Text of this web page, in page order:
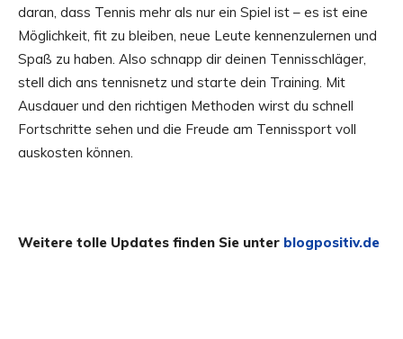
daran, dass Tennis mehr als nur ein Spiel ist – es ist eine
Möglichkeit, fit zu bleiben, neue Leute kennenzulernen und
Spaß zu haben. Also schnapp dir deinen Tennisschläger,
stell dich ans tennisnetz und starte dein Training. Mit
Ausdauer und den richtigen Methoden wirst du schnell
Fortschritte sehen und die Freude am Tennissport voll
auskosten können.
Weitere tolle Updates finden Sie unter blogpositiv.de